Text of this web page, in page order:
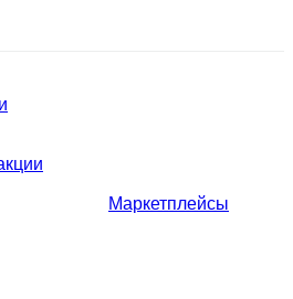
Маркетплейсы